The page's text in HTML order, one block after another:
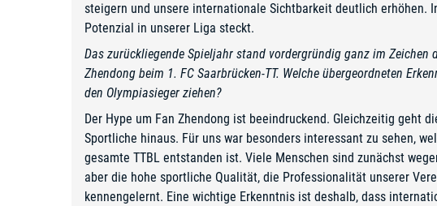
steigern und unsere internationale Sichtbarkeit deutlich erhöhen.
Potenzial in unserer Liga steckt.
Das zurückliegende Spieljahr stand vordergründig ganz im Zeichen
Zhendong beim 1. FC Saarbrücken-TT. Welche übergeordneten
den Olympiasieger ziehen?
Der Hype um Fan Zhendong ist beeindruckend. Gleichzeitig geht
Sportliche hinaus. Für uns war besonders interessant zu sehen,
gesamte TTBL entstanden ist. Viele Menschen sind zunächst
aber die hohe sportliche Qualität, die Professionalität unserer
kennengelernt. Eine wichtige Erkenntnis ist deshalb, dass